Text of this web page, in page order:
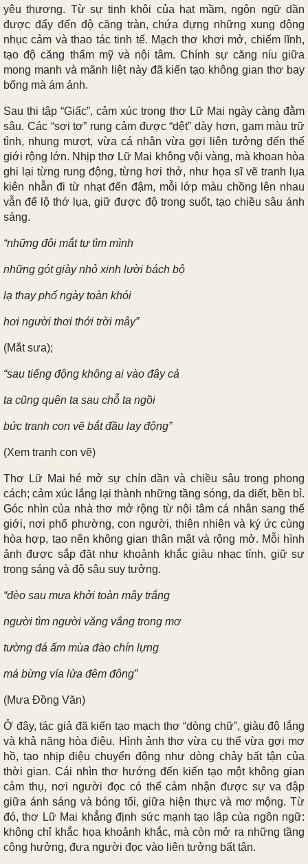
yêu thương. Từ sự tinh khôi của hạt mầm, ngôn ngữ dần
được đẩy đến độ căng tràn, chứa đựng những xung động
nhục cảm và thao tác tinh tế. Mạch thơ khơi mở, chiếm lĩnh,
tạo độ căng thẩm mỹ và nội tâm. Chính sự căng níu giữa
mong manh và mãnh liệt này đã kiến tạo không gian thơ bay
bổng mà ám ảnh.
Sau thi tập “Giấc”, cảm xúc trong thơ Lữ Mai ngày càng đằm
sâu. Các “sợi tơ” rung cảm được “dệt” dày hơn, gam màu trữ
tình, nhung mượt, vừa cá nhân vừa gợi liên tưởng đến thế
giới rộng lớn. Nhịp thơ Lữ Mai không vội vàng, mà khoan hòa
ghi lại từng rung động, từng hơi thở, như họa sĩ vẽ tranh lụa
kiên nhẫn đi từ nhạt đến đậm, mỗi lớp màu chồng lên nhau
vẫn để lộ thớ lụa, giữ được độ trong suốt, tạo chiều sâu ánh
sáng.
“những đôi mắt tự tìm mình
những gót giày nhỏ xinh lười bách bộ
lạ thay phố ngày toàn khói
hơi người thơi thới trời mây”
(Mắt sưa);
“sau tiếng động không ai vào đây cả
ta cũng quên ta sau chỗ ta ngồi
bức tranh con vẽ bắt đầu lay động”
(Xem tranh con vẽ)
Thơ Lữ Mai hé mở sự chín dần và chiều sâu trong phong
cách; cảm xúc lắng lại thành những tầng sóng, da diết, bền bỉ.
Góc nhìn của nhà thơ mở rộng từ nội tâm cá nhân sang thế
giới, nơi phố phường, con người, thiên nhiên và ký ức cùng
hòa hợp, tạo nên không gian thân mật và rộng mở. Mỗi hình
ảnh được sắp đặt như khoảnh khắc giàu nhạc tính, giữ sự
trong sáng và độ sâu suy tưởng.
“đèo sau mưa khởi toàn mây trắng
người tìm người văng vắng trong mơ
tường đá ấm mùa đào chín lựng
má bừng vía lửa đêm đông”
(Mưa Đồng Văn)
Ở đây, tác giả đã kiến tạo mạch thơ “dòng chữ”, giàu độ lắng
và khả năng hòa điệu. Hình ảnh thơ vừa cụ thể vừa gợi mơ
hồ, tạo nhịp điệu chuyển động như dòng chảy bất tận của
thời gian. Cái nhìn thơ hướng đến kiến tạo một không gian
cảm thụ, nơi người đọc có thể cảm nhận được sự va đập
giữa ánh sáng và bóng tối, giữa hiện thực và mơ mộng. Từ
đó, thơ Lữ Mai khẳng định sức mạnh tạo lập của ngôn ngữ:
không chỉ khắc họa khoảnh khắc, mà còn mở ra những tầng
cộng hưởng, đưa người đọc vào liên tưởng bất tận.